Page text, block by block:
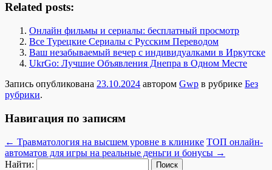
Related posts:
Онлайн фильмы и сериалы: бесплатный просмотр
Все Турецкие Сериалы с Русским Переводом
Ваш незабываемый вечер с индивидуалками в Иркутске
UkrGo: Лучшие Объявления Днепра в Одном Месте
Запись опубликована 23.10.2024 автором Gwp в рубрике Без
рубрики.
Навигация по записям
← Травматология на высшем уровне в клинике ТОП онлайн-
автоматов для игры на реальные деньги и бонусы →
Найти: